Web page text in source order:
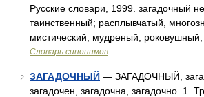
Русские словари, 1999. загадочный
таинственный; расплывчатый,
мистический, мудреный,
Словарь синонимов
2 ЗАГАДОЧНЫЙ — ЗАГАДОЧНЫЙ,
загадочен, загадочна, загадочно. 1.